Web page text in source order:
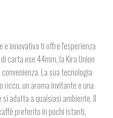
innovativa ti offre l'esperienza
carta ese 44mm, la Kira Union
La sua tecnologia
un aroma invitante e una
adatta a qualsiasi ambiente. Il
preferito in pochi istanti,